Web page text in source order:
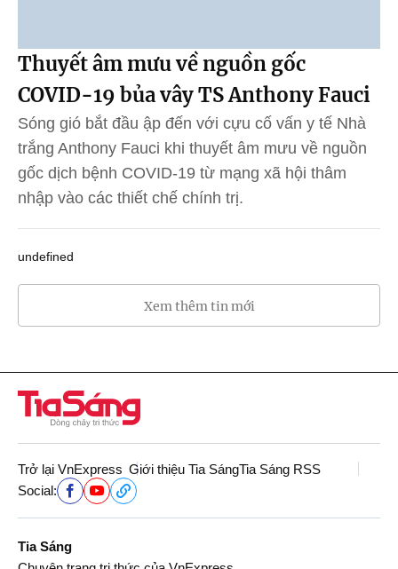
Thuyết âm mưu về nguồn gốc
COVID-19 bủa vây TS Anthony Fauci
Sóng gió bắt đầu ập đến với cựu cố vấn y tế Nhà
trắng Anthony Fauci khi thuyết âm mưu về nguồn
gốc dịch bệnh COVID-19 từ mạng xã hội thâm
nhập vào các thiết chế chính trị.
undefined
Xem thêm tin mới
Trở lại VnExpress Giới thiệu Tia SángTia Sáng RSS
Social:
Tia Sáng